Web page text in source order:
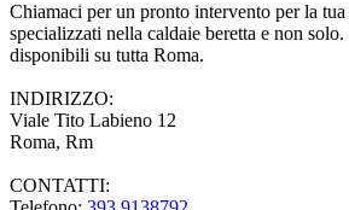
Chiamaci per un pronto intervento per la
specializzati nella caldaie beretta e non
disponibili su tutta Roma.
INDIRIZZO:
Viale Tito Labieno 12
Roma, Rm
CONTATTI: